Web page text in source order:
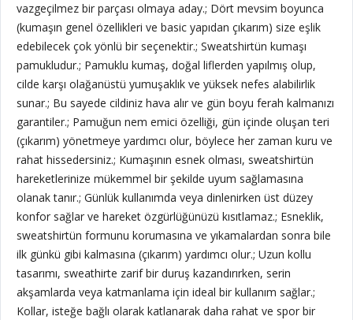
vazgeçilmez bir parçası olmaya aday.; Dört mevsim boyunca
(kumaşın genel özellikleri ve basic yapıdan çıkarım) size eşlik
edebilecek çok yönlü bir seçenektir.; Sweatshirtün kumaşı
pamukludur.; Pamuklu kumaş, doğal liflerden yapılmış olup,
cilde karşı olağanüstü yumuşaklık ve yüksek nefes alabilirlik
sunar.; Bu sayede cildiniz hava alır ve gün boyu ferah kalmanızı
garantiler.; Pamuğun nem emici özelliği, gün içinde oluşan teri
(çıkarım) yönetmeye yardımcı olur, böylece her zaman kuru ve
rahat hissedersiniz.; Kumaşının esnek olması, sweatshirtün
hareketlerinize mükemmel bir şekilde uyum sağlamasına
olanak tanır.; Günlük kullanımda veya dinlenirken üst düzey
konfor sağlar ve hareket özgürlüğünüzü kısıtlamaz.; Esneklik,
sweatshirtün formunu korumasına ve yıkamalardan sonra bile
ilk günkü gibi kalmasına (çıkarım) yardımcı olur.; Uzun kollu
tasarımı, sweathirte zarif bir duruş kazandırırken, serin
akşamlarda veya katmanlama için ideal bir kullanım sağlar.;
Kollar, isteğe bağlı olarak katlanarak daha rahat ve spor bir